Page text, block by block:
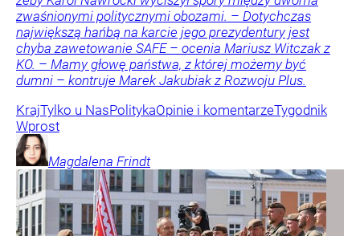
zwaśnionymi politycznymi obozami. – Dotychczas
największą hańbą na karcie jego prezydentury jest
chyba zawetowanie SAFE – ocenia Mariusz Witczak z
KO. – Mamy głowę państwa, z której możemy być
dumni – kontruje Marek Jakubiak z Rozwoju Plus.
KrajTylko u NasPolitykaOpinie i komentarzeTygodnik
Wprost
Magdalena Frindt